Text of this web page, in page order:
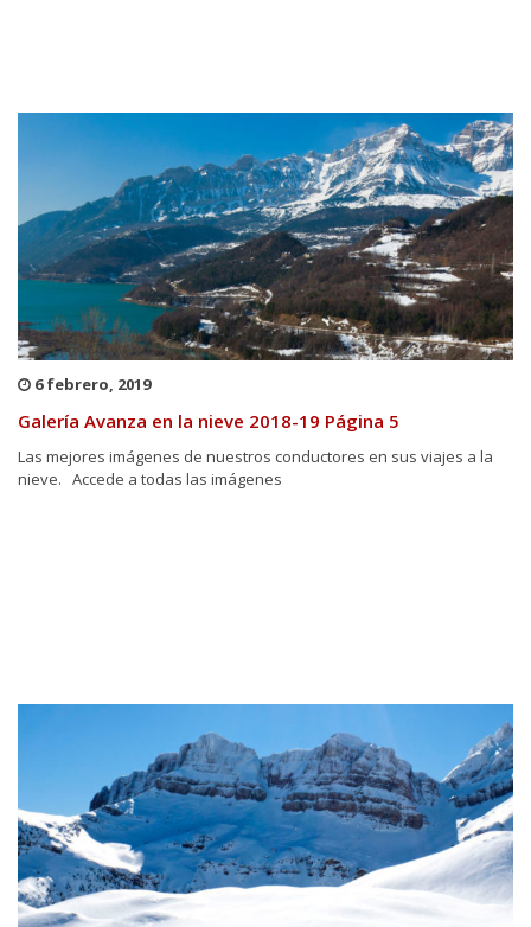
6 febrero, 2019
Galería Avanza en la nieve 2018-19 Página 5
Las mejores imágenes de nuestros conductores en sus viajes a la
nieve. Accede a todas las imágenes